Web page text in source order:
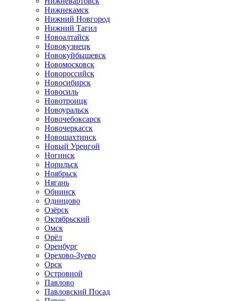
Нижнекамск
Нижний Новгород
Нижний Тагил
Новоалтайск
Новокузнецк
Новокуйбышевск
Новомосковск
Новороссийск
Новосибирск
Новосиль
Новотроицк
Новоуральск
Новочебоксарск
Новочеркасск
Новошахтинск
Новый Уренгой
Ногинск
Норильск
Ноябрьск
Нягань
Обнинск
Одинцово
Озёрск
Октябрьский
Омск
Орёл
Оренбург
Орехово-Зуево
Орск
Островной
Павлово
Павловский Посад